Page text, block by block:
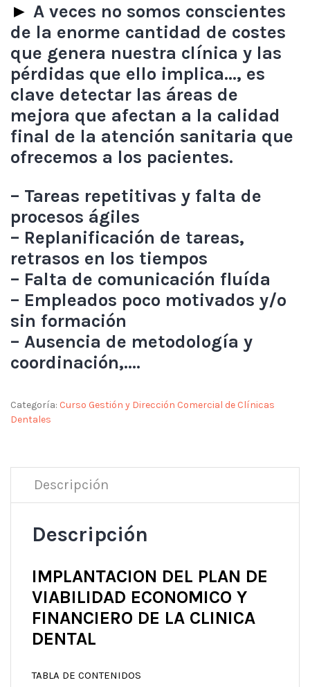
► A veces no somos conscientes
de la enorme cantidad de costes
que genera nuestra clínica y las
pérdidas que ello implica…, es
clave detectar las áreas de
mejora que afectan a la calidad
final de la atención sanitaria que
ofrecemos a los pacientes.
– Tareas repetitivas y falta de
procesos ágiles
– Replanificación de tareas,
retrasos en los tiempos
– Falta de comunicación fluída
– Empleados poco motivados y/o
sin formación
– Ausencia de metodología y
coordinación,….
Categoría: Curso Gestión y Dirección Comercial de Clínicas
Dentales
Descripción
Descripción
IMPLANTACION DEL PLAN DE
VIABILIDAD ECONOMICO Y
FINANCIERO DE LA CLINICA
DENTAL
TABLA DE CONTENIDOS